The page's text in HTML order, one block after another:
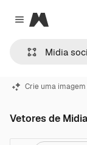
Close menu
Magnific
Crie uma
Vetores de